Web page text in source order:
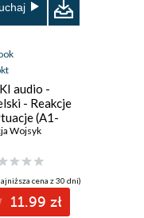
audio -
- Reakcje
(A1-
Wojsyk
cena z 30 dni)
11.99 zł